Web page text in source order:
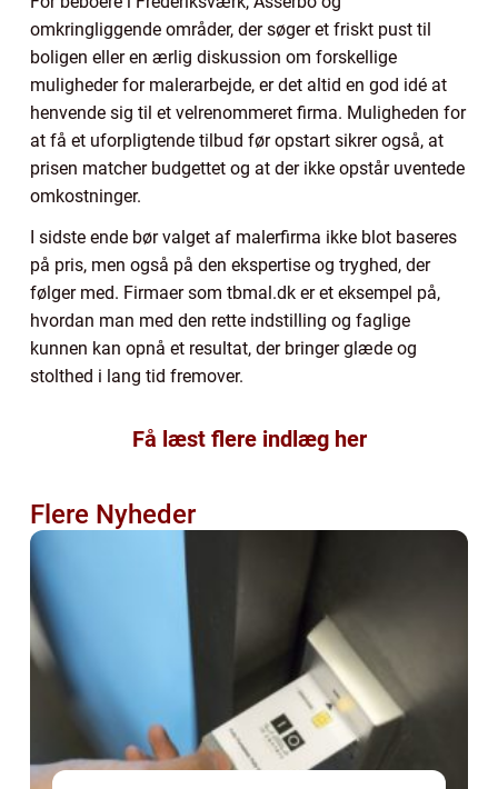
omkringliggende områder, der søger et friskt pust til
boligen eller en ærlig diskussion om forskellige
muligheder for malerarbejde, er det altid en god idé at
henvende sig til et velrenommeret firma. Muligheden for
at få et uforpligtende tilbud før opstart sikrer også, at
prisen matcher budgettet og at der ikke opstår uventede
omkostninger.
I sidste ende bør valget af malerfirma ikke blot baseres
på pris, men også på den ekspertise og tryghed, der
følger med. Firmaer som tbmal.dk er et eksempel på,
hvordan man med den rette indstilling og faglige
kunnen kan opnå et resultat, der bringer glæde og
stolthed i lang tid fremover.
Få læst flere indlæg her
Flere Nyheder